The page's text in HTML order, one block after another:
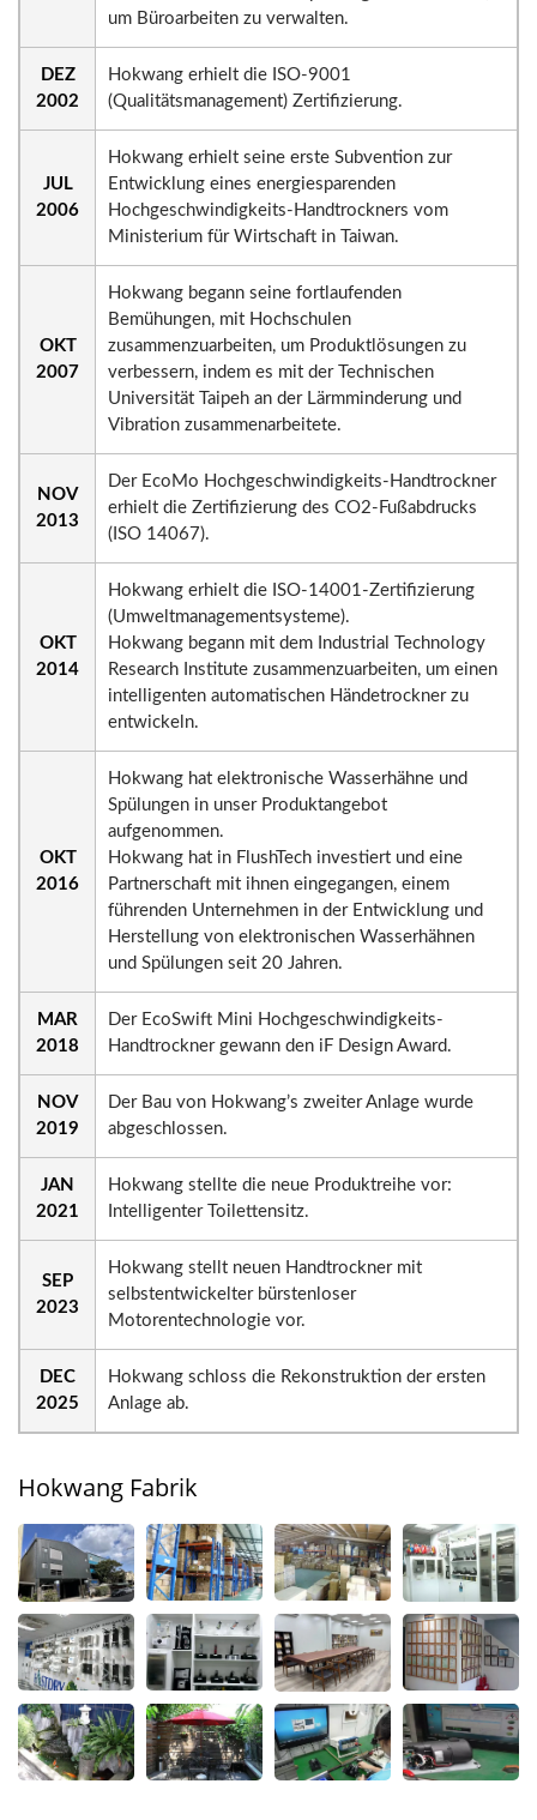
um Büroarbeiten zu verwalten.
DEZ
2002
Hokwang erhielt die ISO-9001
(Qualitätsmanagement) Zertifizierung.
JUL
2006
Hokwang erhielt seine erste Subvention zur
Entwicklung eines energiesparenden
Hochgeschwindigkeits-Handtrockners vom
Ministerium für Wirtschaft in Taiwan.
OKT
2007
Hokwang begann seine fortlaufenden
Bemühungen, mit Hochschulen
zusammenzuarbeiten, um Produktlösungen zu
verbessern, indem es mit der Technischen
Universität Taipeh an der Lärmminderung und
Vibration zusammenarbeitete.
NOV
2013
Der EcoMo Hochgeschwindigkeits-Handtrockner
erhielt die Zertifizierung des CO2-Fußabdrucks
(ISO 14067).
OKT
2014
Hokwang erhielt die ISO-14001-Zertifizierung
(Umweltmanagementsysteme).
Hokwang begann mit dem Industrial Technology
Research Institute zusammenzuarbeiten, um einen
intelligenten automatischen Händetrockner zu
entwickeln.
OKT
2016
Hokwang hat elektronische Wasserhähne und
Spülungen in unser Produktangebot
aufgenommen.
Hokwang hat in FlushTech investiert und eine
Partnerschaft mit ihnen eingegangen, einem
führenden Unternehmen in der Entwicklung und
Herstellung von elektronischen Wasserhähnen
und Spülungen seit 20 Jahren.
MAR
2018
Der EcoSwift Mini Hochgeschwindigkeits-
Handtrockner gewann den iF Design Award.
NOV
2019
Der Bau von Hokwang’s zweiter Anlage wurde
abgeschlossen.
JAN
2021
Hokwang stellte die neue Produktreihe vor:
Intelligenter Toilettensitz.
SEP
2023
Hokwang stellt neuen Handtrockner mit
selbstentwickelter bürstenloser
Motorentechnologie vor.
DEC
2025
Hokwang schloss die Rekonstruktion der ersten
Anlage ab.
Hokwang Fabrik